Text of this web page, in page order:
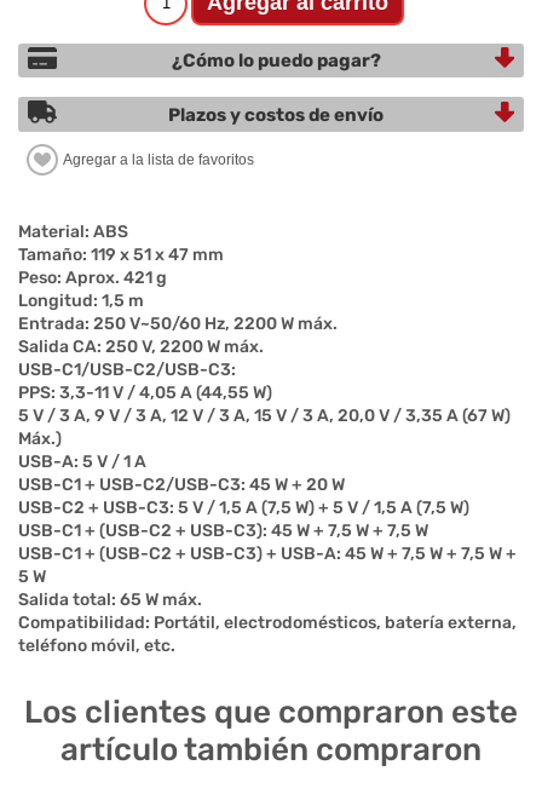
¿Cómo lo puedo pagar?
Plazos y costos de envío
Material: ABS
Tamaño: 119 x 51 x 47 mm
Peso: Aprox. 421 g
Longitud: 1,5 m
Entrada: 250 V~50/60 Hz, 2200 W máx.
Salida CA: 250 V, 2200 W máx.
USB-C1/USB-C2/USB-C3:
PPS: 3,3-11 V / 4,05 A (44,55 W)
5 V / 3 A, 9 V / 3 A, 12 V / 3 A, 15 V / 3 A, 20,0 V / 3,35 A (67 W)
Máx.)
USB-A: 5 V / 1 A
USB-C1 + USB-C2/USB-C3: 45 W + 20 W
USB-C2 + USB-C3: 5 V / 1,5 A (7,5 W) + 5 V / 1,5 A (7,5 W)
USB-C1 + (USB-C2 + USB-C3): 45 W + 7,5 W + 7,5 W
USB-C1 + (USB-C2 + USB-C3) + USB-A: 45 W + 7,5 W + 7,5 W +
5 W
Salida total: 65 W máx.
Compatibilidad: Portátil, electrodomésticos, batería externa,
teléfono móvil, etc.
Los clientes que compraron este
artículo también compraron